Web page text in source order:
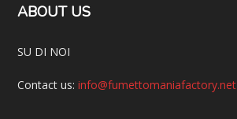
ABOUT US
SU DI NOI
Contact us: info@fumettomaniafactory.net